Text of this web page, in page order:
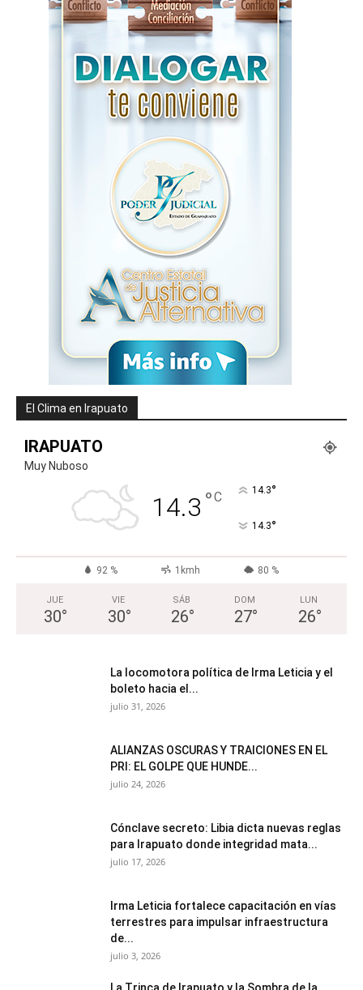
El Clima en Irapuato
IRAPUATO
Muy Nuboso
14.3 °C 14.3°
14.3°
92 % 1kmh 80 %
JUE
30°
VIE
30°
SÁB
26°
DOM
27°
LUN
26°
La locomotora política de Irma Leticia y el
boleto hacia el...
julio 31, 2026
ALIANZAS OSCURAS Y TRAICIONES EN EL
PRI: EL GOLPE QUE HUNDE...
julio 24, 2026
Cónclave secreto: Libia dicta nuevas reglas
para Irapuato donde integridad mata...
julio 17, 2026
Irma Leticia fortalece capacitación en vías
terrestres para impulsar infraestructura
de...
julio 3, 2026